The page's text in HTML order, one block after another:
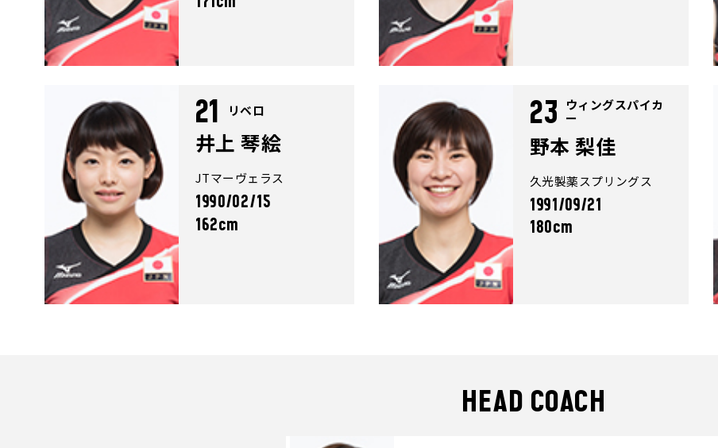
21 リベロ
井上 琴絵
JTマーヴェラス
1990/02/15
162cm
23
ウィングスパイカ
ー
野本 梨佳
久光製薬スプリングス
1991/09/21
180cm
HEAD COACH